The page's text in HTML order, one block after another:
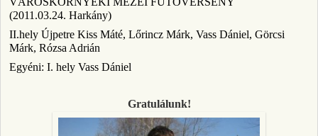
(2011.03.24. Harkány)
II.hely Újpetre Kiss Máté, Lőrincz Márk, Vass Dániel, Görcsi
Márk, Rózsa Adrián
Egyéni: I. hely Vass Dániel
Gratulálunk!